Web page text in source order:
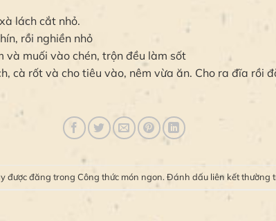
lách cắt nhỏ.
rồi nghiền nhỏ
và muối vào chén, trộn đều làm sốt
cà rốt và cho tiêu vào, nêm vừa ăn. Cho ra đĩa rồi
được đăng trong Công thức món ngon. Đánh dấu liên kết thường